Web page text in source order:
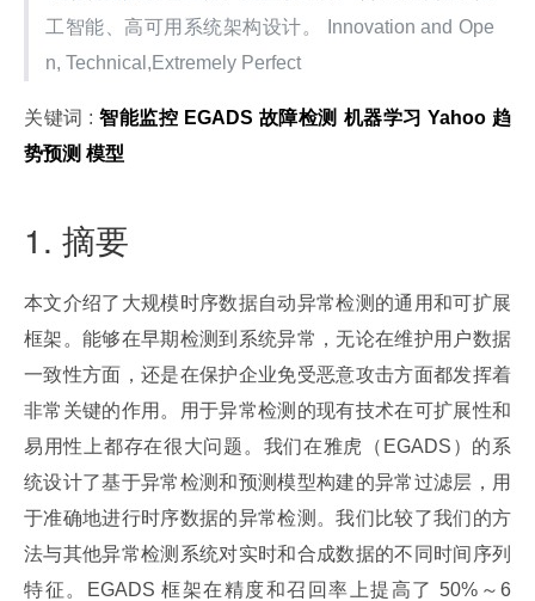
工智能、高可用系统架构设计。 Innovation and Ope
n, Technical,Extremely Perfect
关键词 : 智能监控 EGADS 故障检测 机器学习 Yahoo 趋
势预测 模型
1. 摘要
本文介绍了大规模时序数据自动异常检测的通用和可扩展
框架。能够在早期检测到系统异常，无论在维护用户数据
一致性方面，还是在保护企业免受恶意攻击方面都发挥着
非常关键的作用。用于异常检测的现有技术在可扩展性和
易用性上都存在很大问题。我们在雅虎（EGADS）的系
统设计了基于异常检测和预测模型构建的异常过滤层，用
于准确地进行时序数据的异常检测。我们比较了我们的方
法与其他异常检测系统对实时和合成数据的不同时间序列
特征。EGADS 框架在精度和召回率上提高了 50%～6